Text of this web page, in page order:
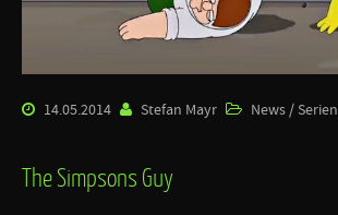
14.05.2014 Stefan Mayr News / Serien
The Simpsons Guy